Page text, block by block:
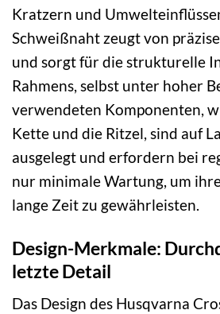
Kratzern und
Schweißnaht zeugt von
und sorgt für die strukturelle
Rahmens, selbst unter hoher
verwendeten Komponenten,
Kette und die Ritzel, sind auf
ausgelegt und erfordern bei
nur minimale Wartung, um
lange Zeit zu gewährleisten.
Design-Merkmale:
letzte Detail
Das Design des Husqvarna